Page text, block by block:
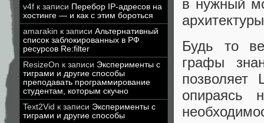
v4f к записи Перебор IP-адресов на
хостинге — и как с этим бороться
amarakin к записи Альтернативный
список заблокированных в РФ
ресурсов Re:filter
ResizeOn к записи Эксперименты с
тиграми и другие способы
преподавать программирование
студентам, которым скучно
Text2Vid к записи Эксперименты с
тиграми и другие способы
в нужный
Будь то
графы
позволяет
опираясь